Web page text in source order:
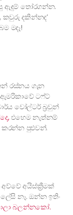
ඇඳුම් තෝරගන්න.
කවුරු දකින්නද’
මදෑ!
රස්නය ගැන
ටෆ්ට්
වෝල්ටර් බ්‍රවුන්
එහෙම නැත්නම්
කරන්න පුළුවන්.
අයිස්ක්‍රීමක්
නෑ. ඔන්න ඉතිං
බලන්නකෝ.